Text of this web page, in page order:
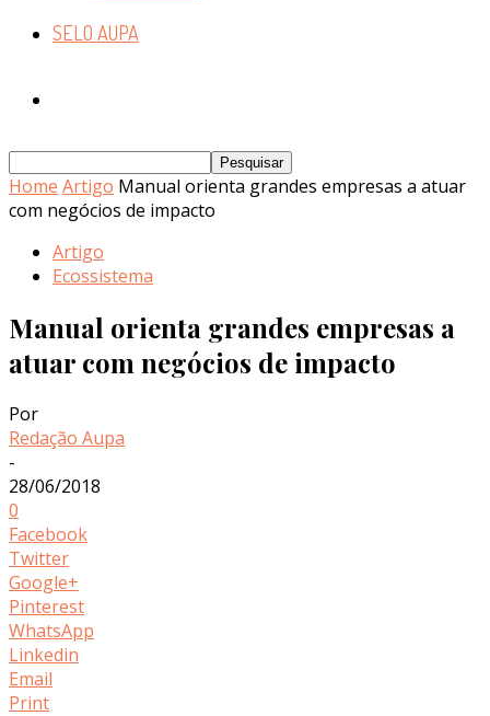
SELO AUPA
Home Artigo Manual orienta grandes empresas a atuar
com negócios de impacto
Artigo
Ecossistema
Manual orienta grandes empresas a
atuar com negócios de impacto
Por
Redação Aupa
-
28/06/2018
0
Facebook
Twitter
Google+
Pinterest
WhatsApp
Linkedin
Email
Print